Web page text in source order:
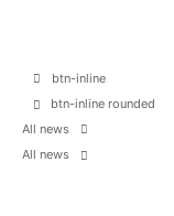
btn-inline
btn-inline rounded
All news
All news